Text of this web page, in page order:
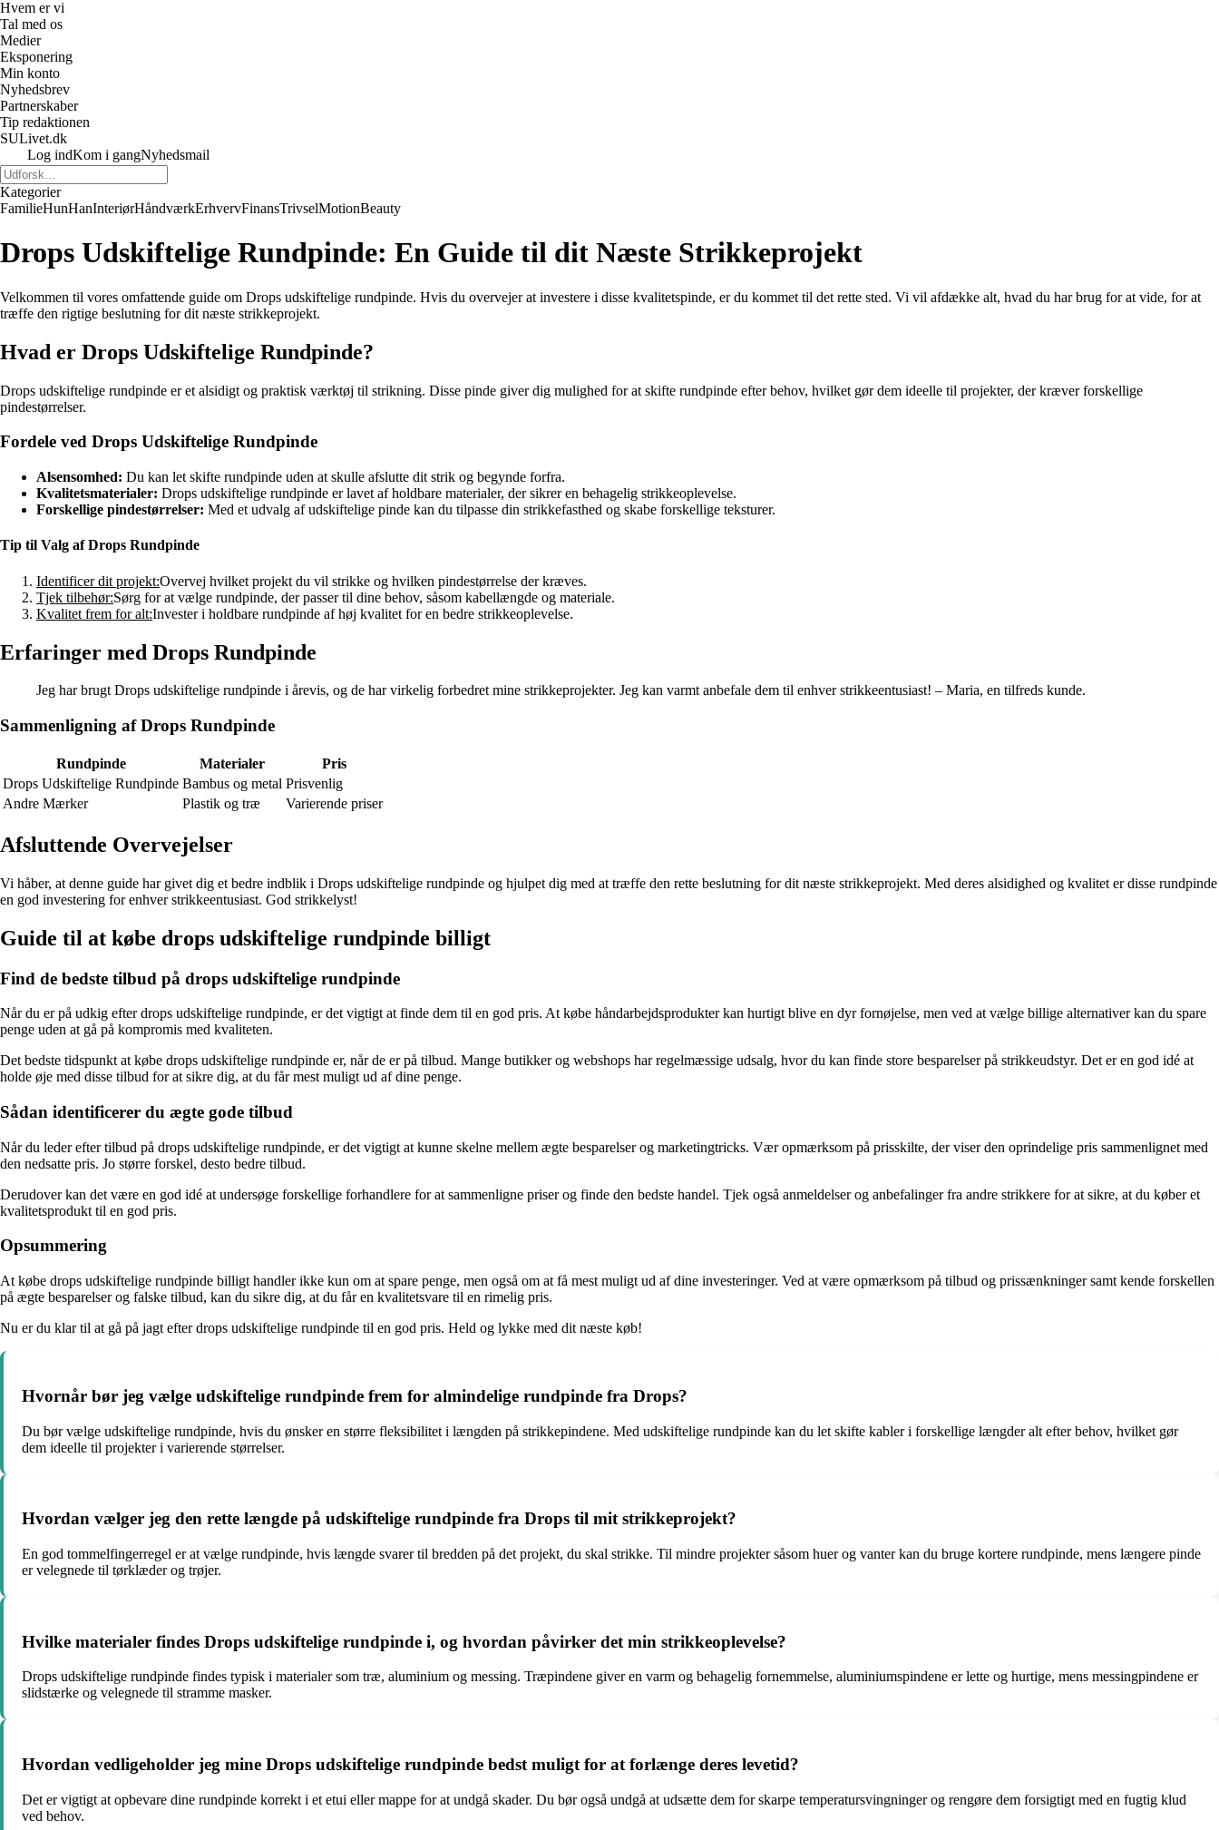
Hvem er vi
Tal med os
Medier
Eksponering
Min konto
Nyhedsbrev
Partnerskaber
Tip redaktionen
SULivet.dk
Log indKom i gangNyhedsmail
Kategorier
FamilieHunHanInteriørHåndværkErhvervFinansTrivselMotionBeauty
Drops Udskiftelige Rundpinde: En Guide til dit Næste Strikkeprojekt
Velkommen til vores omfattende guide om Drops udskiftelige rundpinde. Hvis du overvejer at investere i disse kvalitetspinde, er du kommet til det rette sted. Vi vil afdække alt, hvad du har brug for at vide, for at
træffe den rigtige beslutning for dit næste strikkeprojekt.
Hvad er Drops Udskiftelige Rundpinde?
Drops udskiftelige rundpinde er et alsidigt og praktisk værktøj til strikning. Disse pinde giver dig mulighed for at skifte rundpinde efter behov, hvilket gør dem ideelle til projekter, der kræver forskellige
pindestørrelser.
Fordele ved Drops Udskiftelige Rundpinde
Alsensomhed: Du kan let skifte rundpinde uden at skulle afslutte dit strik og begynde forfra.
Kvalitetsmaterialer: Drops udskiftelige rundpinde er lavet af holdbare materialer, der sikrer en behagelig strikkeoplevelse.
Forskellige pindestørrelser: Med et udvalg af udskiftelige pinde kan du tilpasse din strikkefasthed og skabe forskellige teksturer.
Tip til Valg af Drops Rundpinde
Identificer dit projekt:Overvej hvilket projekt du vil strikke og hvilken pindestørrelse der kræves.
Tjek tilbehør:Sørg for at vælge rundpinde, der passer til dine behov, såsom kabellængde og materiale.
Kvalitet frem for alt:Invester i holdbare rundpinde af høj kvalitet for en bedre strikkeoplevelse.
Erfaringer med Drops Rundpinde
Jeg har brugt Drops udskiftelige rundpinde i årevis, og de har virkelig forbedret mine strikkeprojekter. Jeg kan varmt anbefale dem til enhver strikkeentusiast! – Maria, en tilfreds kunde.
Sammenligning af Drops Rundpinde
Rundpinde Materialer
Pris
Drops Udskiftelige Rundpinde Bambus og metal Prisvenlig
Andre Mærker
Plastik og træ Varierende priser
Afsluttende Overvejelser
Vi håber, at denne guide har givet dig et bedre indblik i Drops udskiftelige rundpinde og hjulpet dig med at træffe den rette beslutning for dit næste strikkeprojekt. Med deres alsidighed og kvalitet er disse rundpinde
en god investering for enhver strikkeentusiast. God strikkelyst!
Guide til at købe drops udskiftelige rundpinde billigt
Find de bedste tilbud på drops udskiftelige rundpinde
Når du er på udkig efter drops udskiftelige rundpinde, er det vigtigt at finde dem til en god pris. At købe håndarbejdsprodukter kan hurtigt blive en dyr fornøjelse, men ved at vælge billige alternativer kan du spare
penge uden at gå på kompromis med kvaliteten.
Det bedste tidspunkt at købe drops udskiftelige rundpinde er, når de er på tilbud. Mange butikker og webshops har regelmæssige udsalg, hvor du kan finde store besparelser på strikkeudstyr. Det er en god idé at
holde øje med disse tilbud for at sikre dig, at du får mest muligt ud af dine penge.
Sådan identificerer du ægte gode tilbud
Når du leder efter tilbud på drops udskiftelige rundpinde, er det vigtigt at kunne skelne mellem ægte besparelser og marketingtricks. Vær opmærksom på prisskilte, der viser den oprindelige pris sammenlignet med
den nedsatte pris. Jo større forskel, desto bedre tilbud.
Derudover kan det være en god idé at undersøge forskellige forhandlere for at sammenligne priser og finde den bedste handel. Tjek også anmeldelser og anbefalinger fra andre strikkere for at sikre, at du køber et
kvalitetsprodukt til en god pris.
Opsummering
At købe drops udskiftelige rundpinde billigt handler ikke kun om at spare penge, men også om at få mest muligt ud af dine investeringer. Ved at være opmærksom på tilbud og prissænkninger samt kende forskellen
på ægte besparelser og falske tilbud, kan du sikre dig, at du får en kvalitetsvare til en rimelig pris.
Nu er du klar til at gå på jagt efter drops udskiftelige rundpinde til en god pris. Held og lykke med dit næste køb!
Hvornår bør jeg vælge udskiftelige rundpinde frem for almindelige rundpinde fra Drops?
Du bør vælge udskiftelige rundpinde, hvis du ønsker en større fleksibilitet i længden på strikkepindene. Med udskiftelige rundpinde kan du let skifte kabler i forskellige længder alt efter behov, hvilket gør
dem ideelle til projekter i varierende størrelser.
Hvordan vælger jeg den rette længde på udskiftelige rundpinde fra Drops til mit strikkeprojekt?
En god tommelfingerregel er at vælge rundpinde, hvis længde svarer til bredden på det projekt, du skal strikke. Til mindre projekter såsom huer og vanter kan du bruge kortere rundpinde, mens længere pinde
er velegnede til tørklæder og trøjer.
Hvilke materialer findes Drops udskiftelige rundpinde i, og hvordan påvirker det min strikkeoplevelse?
Drops udskiftelige rundpinde findes typisk i materialer som træ, aluminium og messing. Træpindene giver en varm og behagelig fornemmelse, aluminiumspindene er lette og hurtige, mens messingpindene er
slidstærke og velegnede til stramme masker.
Hvordan vedligeholder jeg mine Drops udskiftelige rundpinde bedst muligt for at forlænge deres levetid?
Det er vigtigt at opbevare dine rundpinde korrekt i et etui eller mappe for at undgå skader. Du bør også undgå at udsætte dem for skarpe temperatursvingninger og rengøre dem forsigtigt med en fugtig klud
ved behov.